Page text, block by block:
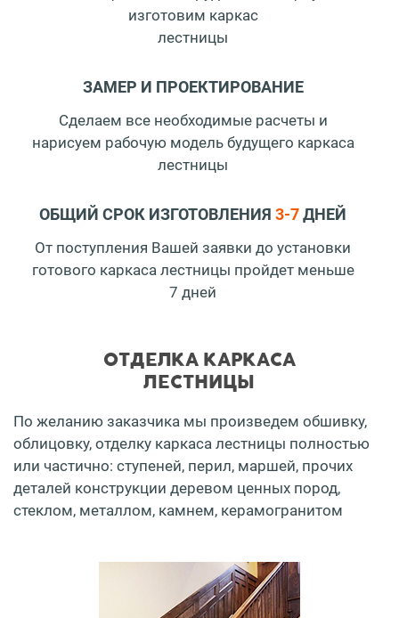
изготовим каркас
лестницы
ЗАМЕР И ПРОЕКТИРОВАНИЕ
Сделаем все необходимые расчеты и
нарисуем рабочую модель будущего каркаса
лестницы
ОБЩИЙ СРОК ИЗГОТОВЛЕНИЯ 3-7ДНЕЙ
От поступления Вашей заявки до установки
готового каркаса лестницы пройдет меньше
7 дней
ОТДЕЛКА КАРКАСА
ЛЕСТНИЦЫ
По желанию заказчика мы произведем обшивку,
облицовку, отделку каркаса лестницы полностью
или частично: ступеней, перил, маршей, прочих
деталей конструкции деревом ценных пород,
стеклом, металлом, камнем, керамогранитом